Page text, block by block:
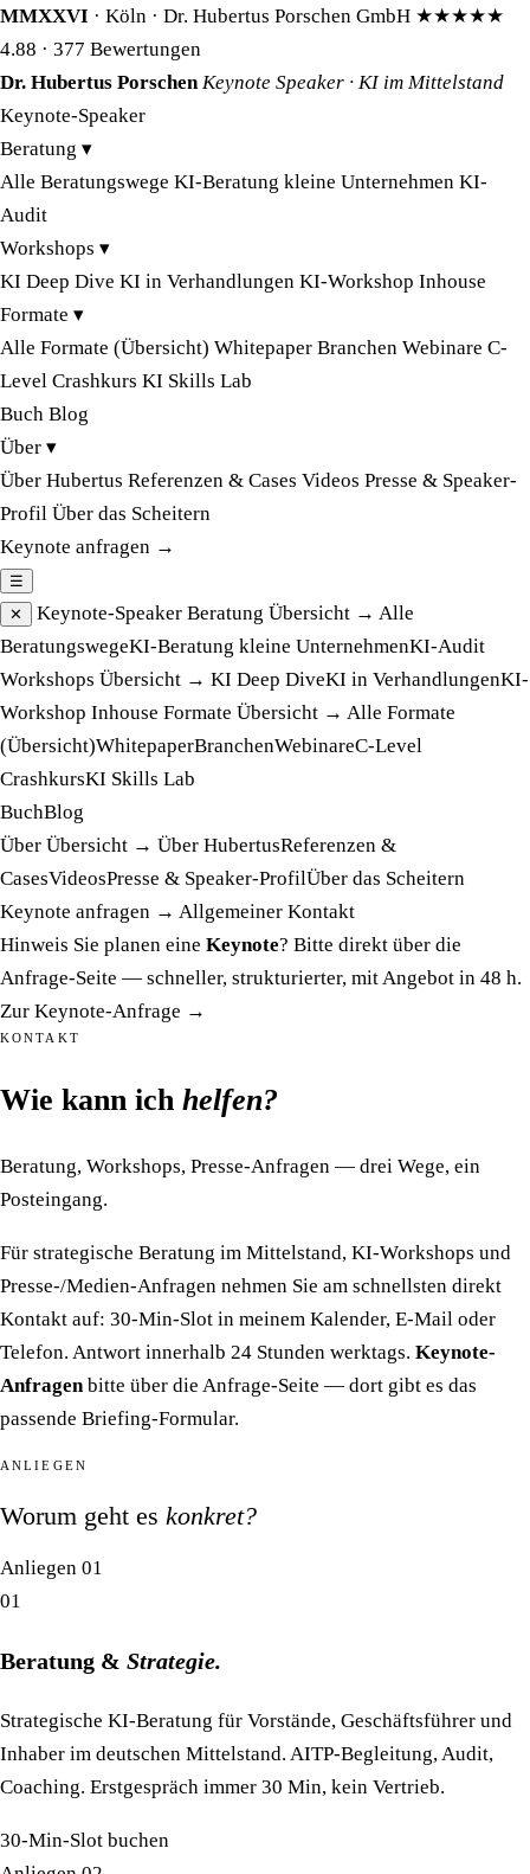
MMXXVI · Köln · Dr. Hubertus Porschen GmbH ★★★★★
4.88 · 377 Bewertungen
Dr. Hubertus Porschen Keynote Speaker · KI im Mittelstand
Keynote-Speaker
Beratung ▾
Alle Beratungswege KI-Beratung kleine Unternehmen KI-
Audit
Workshops ▾
KI Deep Dive KI in Verhandlungen KI-Workshop Inhouse
Formate ▾
Alle Formate (Übersicht) Whitepaper Branchen Webinare C-
Level Crashkurs KI Skills Lab
Buch Blog
Über ▾
Über Hubertus Referenzen & Cases Videos Presse & Speaker-
Profil Über das Scheitern
Keynote anfragen →
☰
✕
Keynote-Speaker Beratung Übersicht → Alle
BeratungswegeKI-Beratung kleine UnternehmenKI-Audit
Workshops Übersicht → KI Deep DiveKI in VerhandlungenKI-
Workshop Inhouse Formate Übersicht → Alle Formate
(Übersicht)WhitepaperBranchenWebinareC-Level
CrashkursKI Skills Lab
BuchBlog
Über Übersicht → Über HubertusReferenzen &
CasesVideosPresse & Speaker-ProfilÜber das Scheitern
Keynote anfragen → Allgemeiner Kontakt
Hinweis Sie planen eine Keynote? Bitte direkt über die
Anfrage-Seite — schneller, strukturierter, mit Angebot in 48 h.
Zur Keynote-Anfrage →
KONTAKT
Wie kann ich helfen?
Beratung, Workshops, Presse-Anfragen — drei Wege, ein
Posteingang.
Für strategische Beratung im Mittelstand, KI-Workshops und
Presse-/Medien-Anfragen nehmen Sie am schnellsten direkt
Kontakt auf: 30-Min-Slot in meinem Kalender, E-Mail oder
Telefon. Antwort innerhalb 24 Stunden werktags. Keynote-
Anfragenbitte über die Anfrage-Seite — dort gibt es das
passende Briefing-Formular.
ANLIEGEN
Worum geht es konkret?
Anliegen 01
01
Beratung & Strategie.
Strategische KI-Beratung für Vorstände, Geschäftsführer und
Inhaber im deutschen Mittelstand. AITP-Begleitung, Audit,
Coaching. Erstgespräch immer 30 Min, kein Vertrieb.
30-Min-Slot buchen